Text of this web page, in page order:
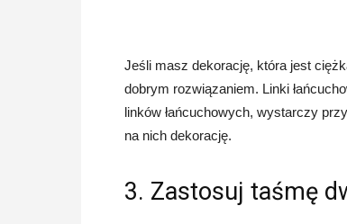
Jeśli masz dekorację, która jest
dobrym rozwiązaniem. Linki
linków łańcuchowych, wystarczy
na nich dekorację.
3. Zastosuj taśmę